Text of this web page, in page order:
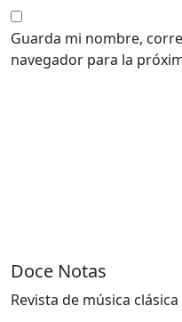
Guarda mi nombre,
navegador para la
Doce Notas
Revista de música